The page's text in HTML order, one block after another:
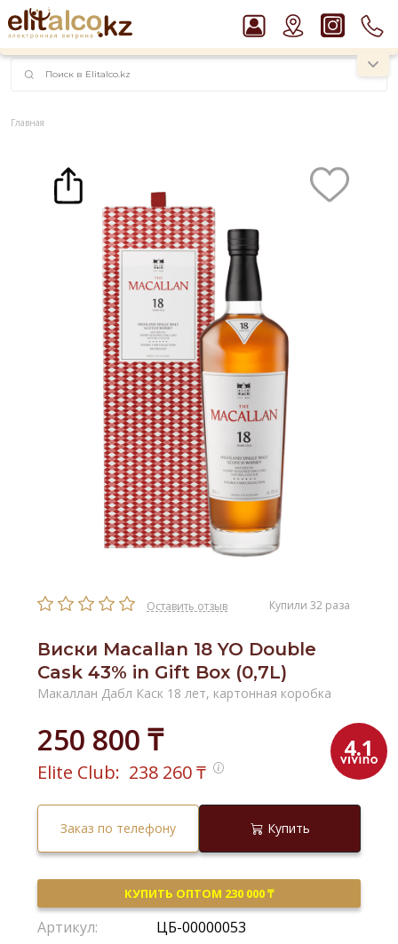
наименований!
instagram.com/rojo.kz
Рекомендуем
Пиво Guinness Draught 4,2% Can
Виски Talisker 10 YO Malt 45,8% in Box
Водка Smirnoff Red Vodka 37,5%
Ром Captain Morgan White 37,5%
Джин Gordon`s London Dry Gin 37,5%
Главная
Оставить отзыв Купили 32 раза
Виски Macallan 18 YO Double
Cask 43% in Gift Box (0,7L)
Макаллан Дабл Каск 18 лет, картонная коробка
250 800 ₸ 4.1
Elite Club: 238 260₸
Заказ по телефону Купить
КУПИТЬ ОПТОМ 230 000 ₸
Артикул:
ЦБ-00000053